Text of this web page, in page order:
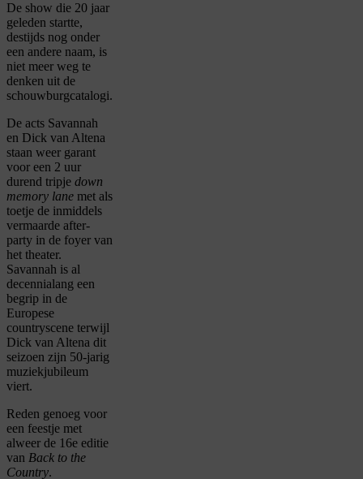
De show die 20 jaar
geleden startte,
destijds nog onder
een andere naam, is
niet meer weg te
denken uit de
schouwburgcatalogi.
De acts Savannah
en Dick van Altena
staan weer garant
voor een 2 uur
durend tripje down
memory lane met als
toetje de inmiddels
vermaarde after-
party in de foyer van
het theater.
Savannah is al
decennialang een
begrip in de
Europese
countryscene terwijl
Dick van Altena dit
seizoen zijn 50-jarig
muziekjubileum
viert.
Reden genoeg voor
een feestje met
alweer de 16e editie
van Back to the
Country.